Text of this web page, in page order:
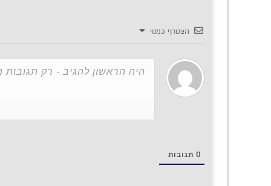
הצטרף כמנוי
0 תגובות